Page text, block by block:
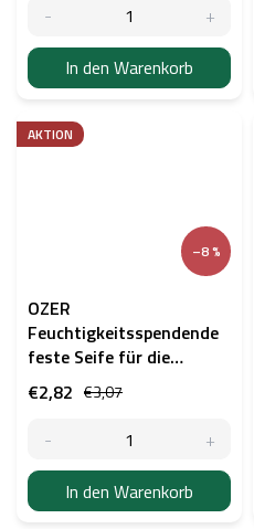
In den Warenkorb
AKTION
–8 %
OZER
Feuchtigkeitsspendende
feste Seife für die
Tattoo-Pflege 50 g -
Farbmix
€3,07
€2,82
In den Warenkorb